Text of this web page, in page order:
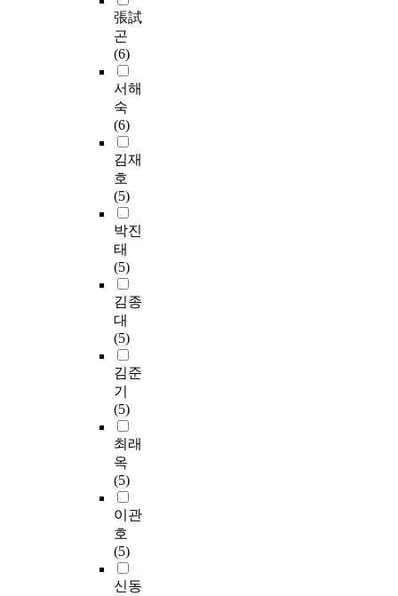
張試
곤
(6)
서해
숙
(6)
김재
호
(5)
박진
태
(5)
김종
대
(5)
김준
기
(5)
최래
옥
(5)
이관
호
(5)
신동